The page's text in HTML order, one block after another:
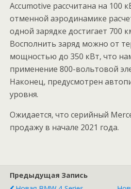
Accumotive рассчитана на 100
отменной аэродинамике
одной зарядке достигает 700
Восполнить заряд можно от
мощностью до 350 кВт, что
применение 800-вольтовой
Наконец, предусмотрен
уровня.
Ожидается, что серийный
продажу в начале 2021 года.
Предыдущая Запись